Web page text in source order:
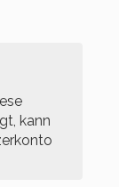
kann